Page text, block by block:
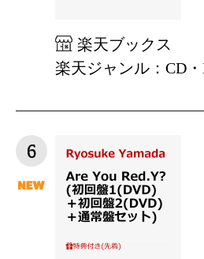
楽天ブックス
楽天ジャンル：CD
6